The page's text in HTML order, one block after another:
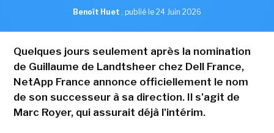
Benoît Huet , publié le 24 Juin 2026
Quelques jours seulement après la nomination
de Guillaume de Landtsheer chez Dell France,
NetApp France annonce officiellement le nom
de son successeur à sa direction. Il s'agit de
Marc Royer, qui assurait déjà l'intérim.